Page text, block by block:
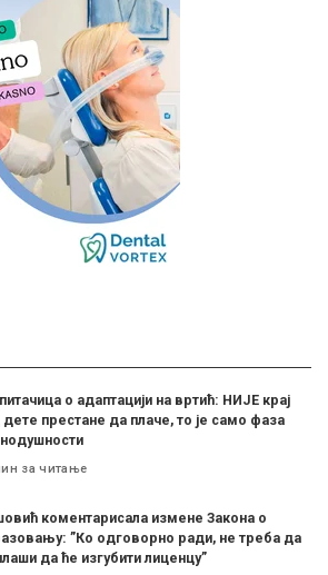
о адаптацији на вртић: НИЈЕ крај
дете престане да плаче, то је само фаза
за читање
коментарисала измене Закона о
”Ко одговорно ради, не треба да
да ће изгубити лиценцу”